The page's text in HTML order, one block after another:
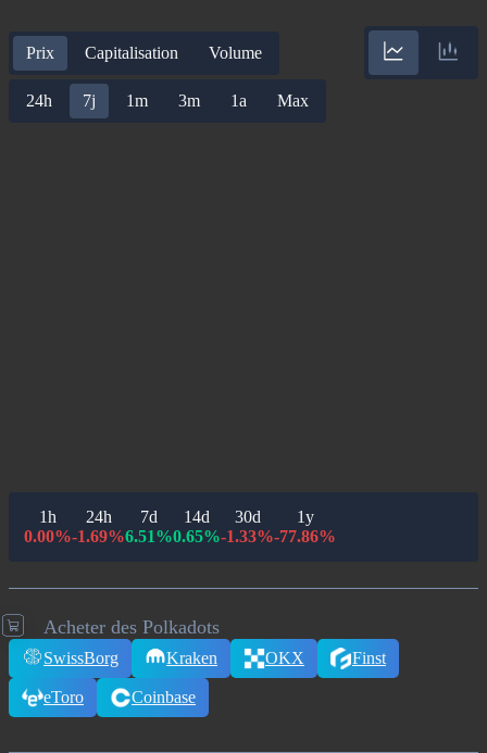
Acheter des Polkadots
SwissBorg Kraken OKX Finst
eToro Coinbase
Prix Capitalisation Volume
24h 7j 1m 3m 1a Max
1h
0.00%
24h
-1.69%
7d
6.51%
14d
0.65%
30d
-1.33%
1y
-77.86%